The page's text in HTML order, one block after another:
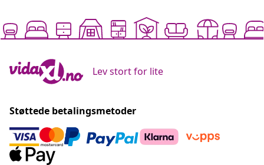
Lev stort for lite
Støttede betalingsmetoder